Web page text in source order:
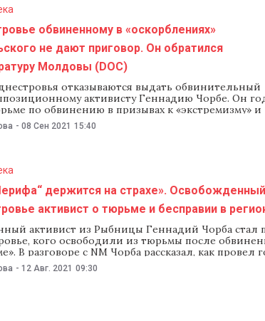
обвиненному в «оскорблениях»
не дают приговор. Он обратился
Молдовы (DOC)
отказываются выдать обвинительный
активисту Геннадию Чорбе. Он
по обвинению в призывах к «экстремизму» и
местного лидера Вадима Красносельского,
реальный срок на условный. Единственный
- 08 Сен 2021 15:40
держится на страхе». Освобожденный
активист о тюрьме и бесправии в
активист из Рыбницы Геннадий Чорба стал
кого освободили из тюрьмы после
В разговоре с NM Чорба рассказал, как провел
тюрьмах, как был лишен возможности
и почему замена реального срока на условный, на
- 12 Авг. 2021 09:30